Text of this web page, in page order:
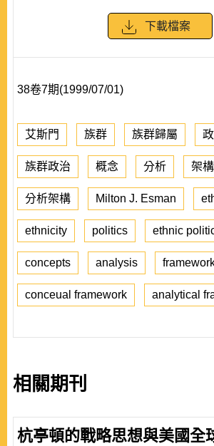
下載檔案
38卷7期(1999/07/01)
艾斯門 族群 族群歸屬
族群政治 概念 分析 架構
分析架構 Milton J. Esman
ethnicity politics ethnic
concepts analysis
conceual framework analytical
相關期刊
杭亭頓的戰略思想與美國全